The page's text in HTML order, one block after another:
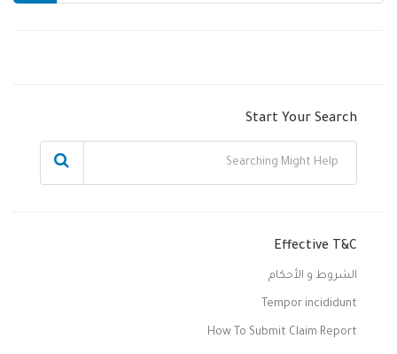
Start Your Search
Effective T&C
الشروط و الأحكام
Tempor incididunt
How To Submit Claim Report